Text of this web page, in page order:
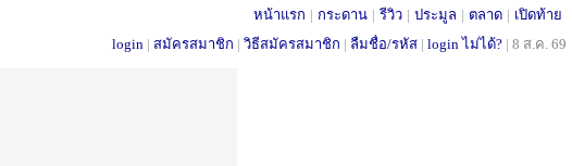
หน้าแรก | กระดาน | รีวิว | ประมูล | ตลาด | เปิดท้าย
login | สมัครสมาชิก | วิธีสมัครสมาชิก | ลืมชื่อ/รหัส | login ไม่ได้? | 8 ส.ค. 69